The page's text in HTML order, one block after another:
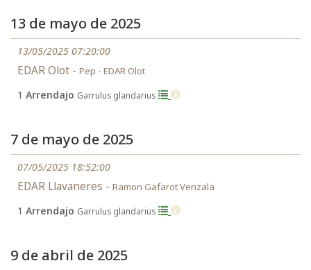
13 de mayo de 2025
13/05/2025 07:20:00
EDAR Olot - Pep - EDAR Olot
1 Arrendajo Garrulus glandarius
7 de mayo de 2025
07/05/2025 18:52:00
EDAR Llavaneres - Ramon Gafarot Venzala
1 Arrendajo Garrulus glandarius
9 de abril de 2025